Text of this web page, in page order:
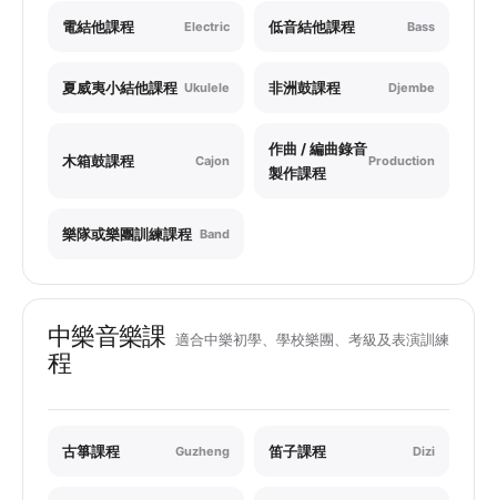
電結他課程 Electric 低音結他課程 Bass
夏威夷小結他課程 Ukulele 非洲鼓課程 Djembe
木箱鼓課程 Cajon
作曲 / 編曲錄音
製作課程
Production
樂隊或樂團訓練課程 Band
中樂音樂課
程
適合中樂初學、學校樂團、考級及表演訓練
古箏課程 Guzheng 笛子課程 Dizi